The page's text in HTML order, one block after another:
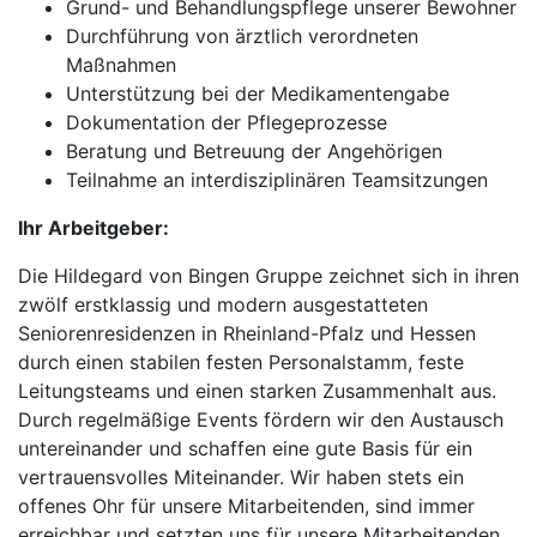
Grund- und Behandlungspflege unserer Bewohner
Durchführung von ärztlich verordneten
Maßnahmen
Unterstützung bei der Medikamentengabe
Dokumentation der Pflegeprozesse
Beratung und Betreuung der Angehörigen
Teilnahme an interdisziplinären Teamsitzungen
Ihr Arbeitgeber:
Die Hildegard von Bingen Gruppe zeichnet sich in ihren
zwölf erstklassig und modern ausgestatteten
Seniorenresidenzen in Rheinland-Pfalz und Hessen
durch einen stabilen festen Personalstamm, feste
Leitungsteams und einen starken Zusammenhalt aus.
Durch regelmäßige Events fördern wir den Austausch
untereinander und schaffen eine gute Basis für ein
vertrauensvolles Miteinander. Wir haben stets ein
offenes Ohr für unsere Mitarbeitenden, sind immer